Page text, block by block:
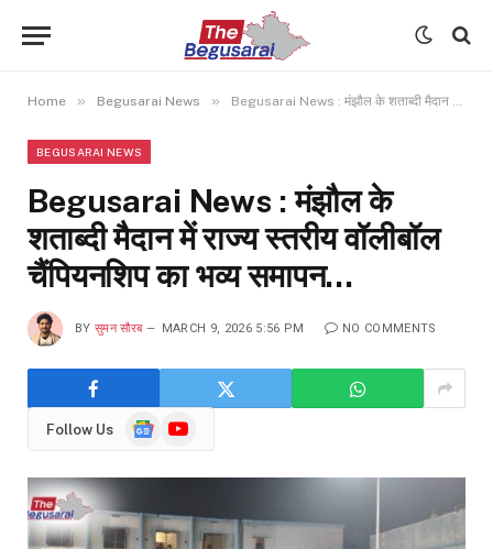
Home » Begusarai News » Begusarai News : मंझौल के शताब्दी मैदान में राज्य स्तरीय वॉलीबॉल चैंपियनशिप का भव्य समापन…
BEGUSARAI NEWS
Begusarai News : मंझौल के
शताब्दी मैदान में राज्य स्तरीय वॉलीबॉल
चैंपियनशिप का भव्य समापन…
BY सुमन सौरब MARCH 9, 2026 5:56 PM NO COMMENTS
Follow Us
GoogleYouTube